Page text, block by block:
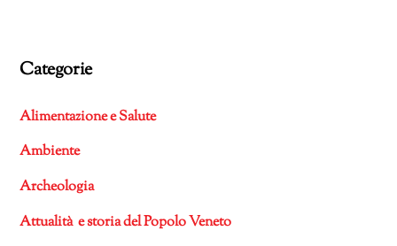
Categorie
Alimentazione e Salute
Ambiente
Archeologia
Attualità e storia del Popolo Veneto